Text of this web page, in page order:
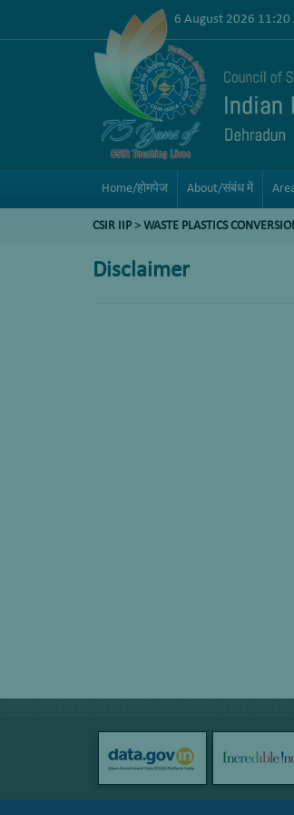
6 August 2026 11:20
Home/होमपेज About/संबंध में
CSIR IIP > WASTE PLASTICS
Disclaimer